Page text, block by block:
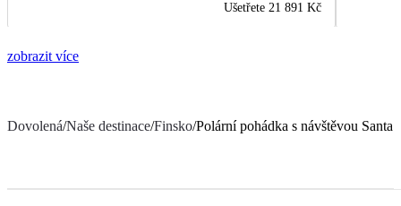
Ušetřete 21 891 Kč
zobrazit více
Dovolená/Naše destinace/Finsko/Polární pohádka s návštěvou Santa